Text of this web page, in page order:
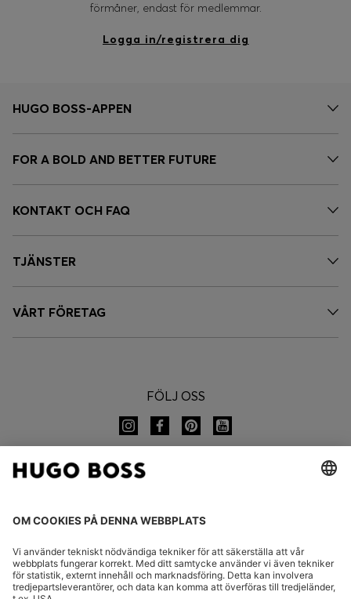
förmåner, endast för medlemmar.
Logga in/registrera dig
HUGO BOSS-APPEN
FOR A BOLD AND BETTER FUTURE
KONTAKT OCH FAQ
TJÄNSTER
VÅRT FÖRETAG
FÖLJ OSS
BYT LAND: